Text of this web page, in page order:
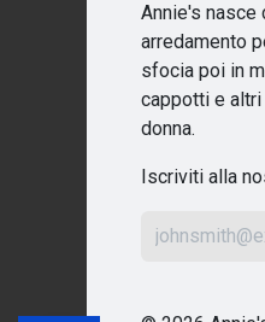
Annie's nasce
arredamento
sfocia poi in
cappotti e
donna.
Iscriviti alla